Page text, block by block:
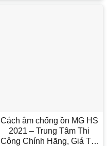
Cách âm chống ồn MG HS
2021 – Trung Tâm Thi
Công Chính Hãng, Giá Tốt